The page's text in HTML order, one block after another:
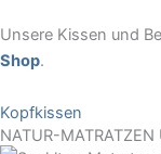
Unsere Kissen und
Shop.
Kopfkissen
NATUR-